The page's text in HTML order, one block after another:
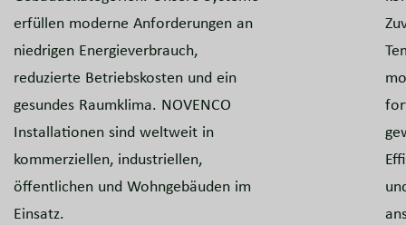
erfüllen moderne Anforderungen an
niedrigen Energieverbrauch,
reduzierte Betriebskosten und ein
gesundes Raumklima. NOVENCO
Installationen sind weltweit in
kommerziellen, industriellen,
öffentlichen und Wohngebäuden im
Einsatz.